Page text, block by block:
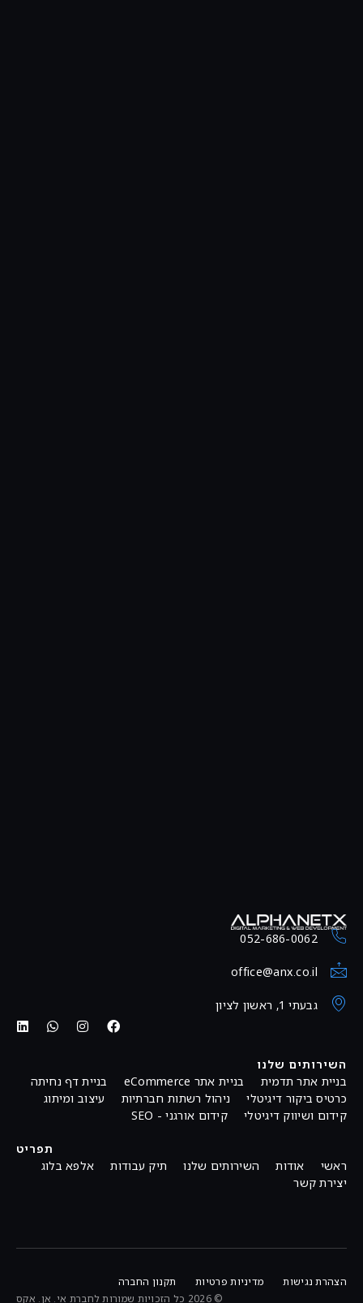
052-686-0062
office@anx.co.il
גבעתי 1, ראשון לציון
השירותים שלנו
בניית אתר תדמית
בניית אתר eCommerce
בניית דף נחיתה
כרטיס ביקור דיגיטלי
ניהול רשתות חברתיות
עיצוב ומיתוג
קידום ושיווק דיגיטלי
קידום אורגני - SEO
תפריט
ראשי
אודות השירותים שלנו תיק עבודות
אלפא בלוג
יצירת קשר
הצהרת נגישות מדיניות פרטיות
תקנון החברה
© 2026 כל הזכויות שמורות לחברת אי. אן. אקס